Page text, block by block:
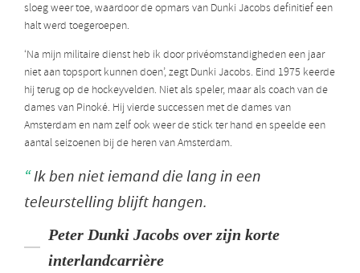
sloeg weer toe, waardoor de opmars van Dunki Jacobs definitief een
halt werd toegeroepen.
‘Na mijn militaire dienst heb ik door privéomstandigheden een jaar
niet aan topsport kunnen doen’, zegt Dunki Jacobs. Eind 1975 keerde
hij terug op de hockeyvelden. Niet als speler, maar als coach van de
dames van Pinoké. Hij vierde successen met de dames van
Amsterdam en nam zelf ook weer de stick ter hand en speelde een
aantal seizoenen bij de heren van Amsterdam.
Ik ben niet iemand die lang in een
teleurstelling blijft hangen.
Peter Dunki Jacobs over zijn korte
interlandcarrière